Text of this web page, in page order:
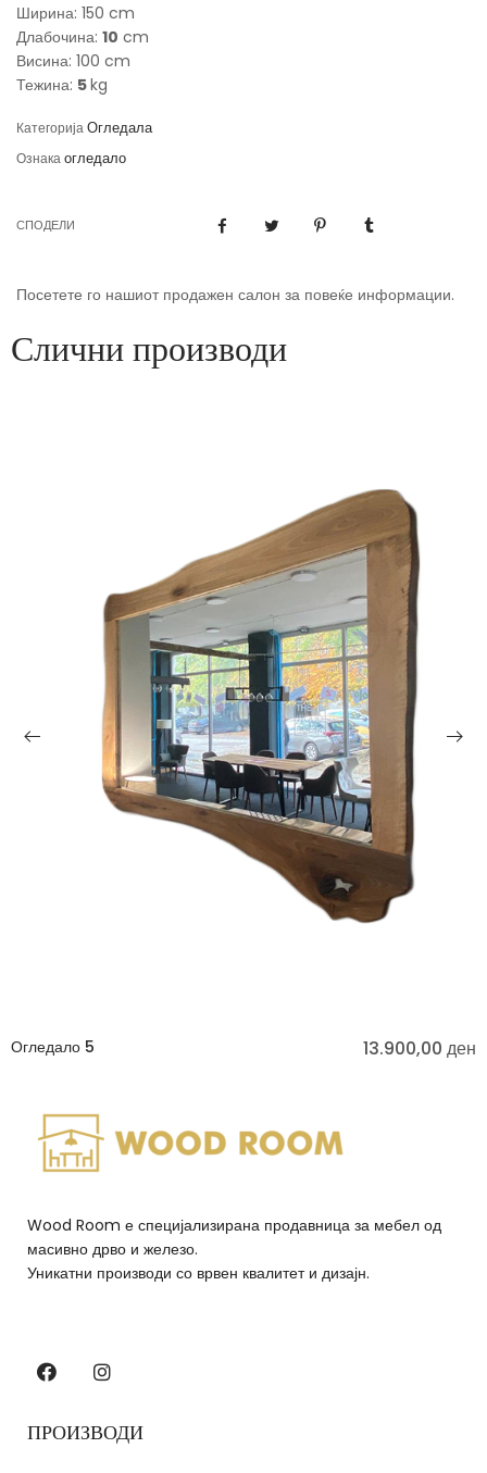
Ширина: 150 cm
Длабочина: 10 cm
Висина: 100 cm
Тежина: 5kg
КатегоријаОгледала
Ознакаогледало
СПОДЕЛИ
Посетете го нашиот продажен салон за повеќе информации.
Слични производи
Огледало 5 13.900,00 ден
Wood Room е специјализирана продавница за мебел од
масивно дрво и железо.
Уникатни производи со врвен квалитет и дизајн.
ПРОИЗВОДИ